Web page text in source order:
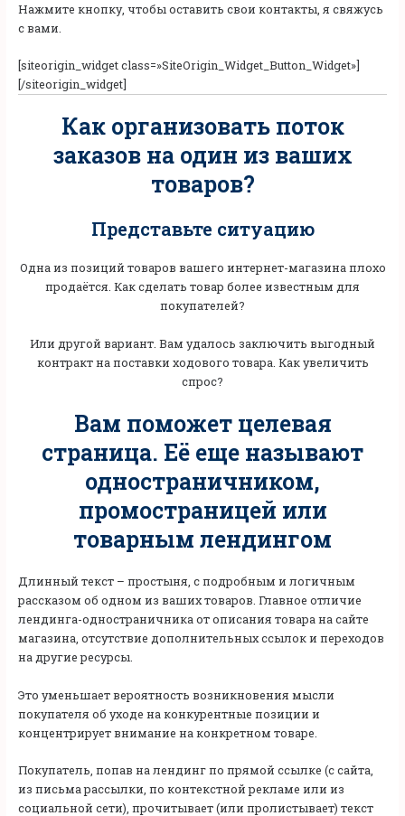
Нажмите кнопку, чтобы оставить свои контакты, я свяжусь
с вами.
[siteorigin_widget class=»SiteOrigin_Widget_Button_Widget»]
[/siteorigin_widget]
Как организовать поток
заказов на один из ваших
товаров?
Представьте ситуацию
Одна из позиций товаров вашего интернет-магазина плохо
продаётся. Как сделать товар более известным для
покупателей?
Или другой вариант. Вам удалось заключить выгодный
контракт на поставки ходового товара. Как увеличить
спрос?
Вам поможет целевая
страница. Её еще называют
одностраничником,
промостраницей или
товарным лендингом
Длинный текст – простыня, с подробным и логичным
рассказом об одном из ваших товаров. Главное отличие
лендинга-одностраничника от описания товара на сайте
магазина, отсутствие дополнительных ссылок и переходов
на другие ресурсы.
Это уменьшает вероятность возникновения мысли
покупателя об уходе на конкурентные позиции и
концентрирует внимание на конкретном товаре.
Покупатель, попав на лендинг по прямой ссылке (с сайта,
из письма рассылки, по контекстной рекламе или из
социальной сети), прочитывает (или пролистывает) текст